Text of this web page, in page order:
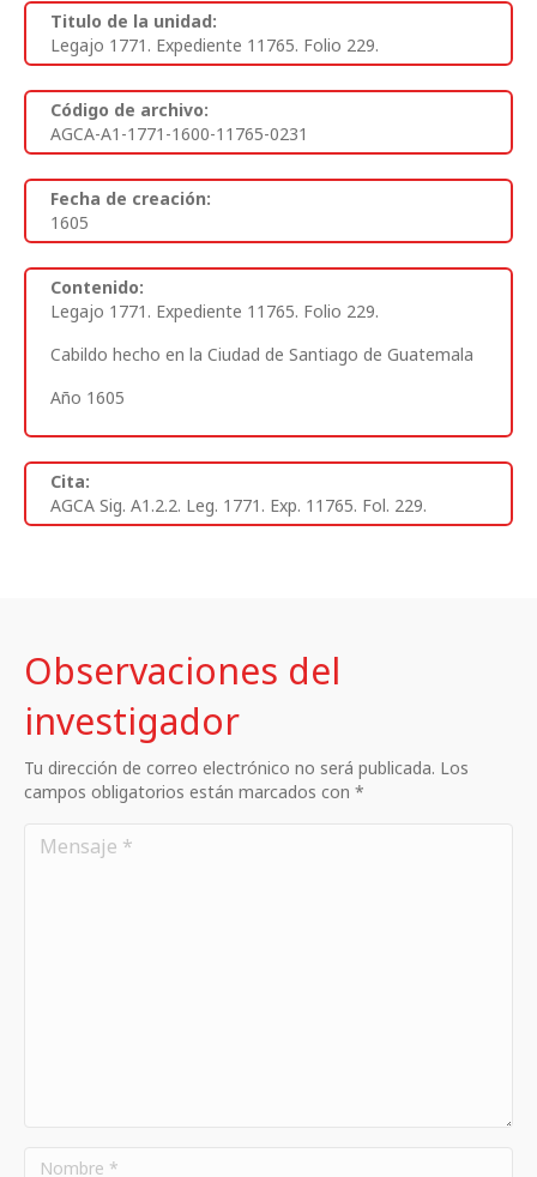
Titulo de la unidad:
Legajo 1771. Expediente 11765. Folio 229.
Código de archivo:
AGCA-A1-1771-1600-11765-0231
Fecha de creación:
1605
Contenido:
Legajo 1771. Expediente 11765. Folio 229.
Cabildo hecho en la Ciudad de Santiago de Guatemala
Año 1605
Cita:
AGCA Sig. A1.2.2. Leg. 1771. Exp. 11765. Fol. 229.
Observaciones del
investigador
Tu dirección de correo electrónico no será publicada. Los
campos obligatorios están marcados con *